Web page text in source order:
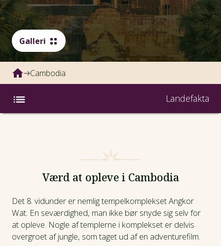
Galleri
Cambodia
Landefakta
Klima og vejr
Inspiration
FAQ
Værd at opleve i Cambodia
Det 8. vidunder er nemlig tempelkomplekset Angkor
Wat. En seværdighed, man ikke bør snyde sig selv for
at opleve. Nogle af templerne i komplekset er delvis
overgroet af jungle, som taget ud af en adventurefilm.